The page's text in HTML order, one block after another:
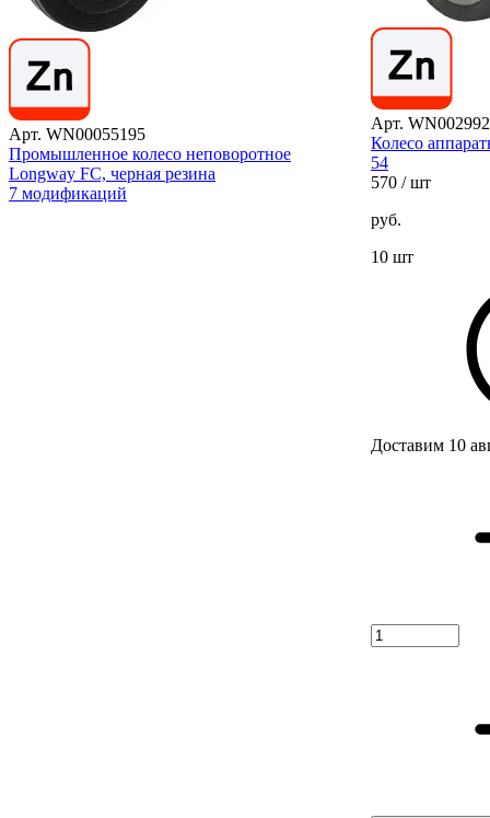
Арт. WN00055195
Промышленное колесо неповоротное
Longway FC, черная резина
7 модификаций
Арт.
Колесо
54
570 / шт
руб.
10 шт
Доставим 10